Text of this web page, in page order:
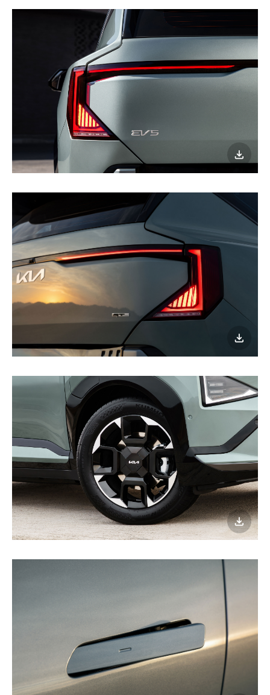
이미지
다운로드
이미지
다운로드
이미지
다운로드